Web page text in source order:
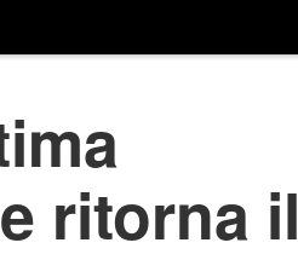
ritorna il